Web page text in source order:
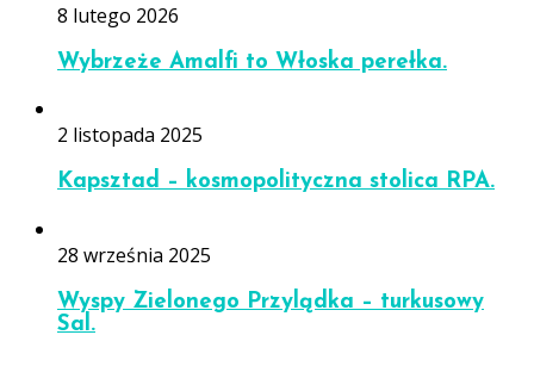
8 lutego 2026
Wybrzeże Amalfi to Włoska perełka.
2 listopada 2025
Kapsztad – kosmopolityczna stolica RPA.
28 września 2025
Wyspy Zielonego Przylądka – turkusowy
Sal.